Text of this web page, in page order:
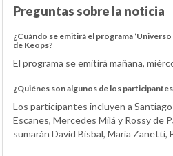
Preguntas sobre la noticia
¿Cuándo se emitirá el programa
de Keops?
El programa se emitirá mañana,
¿Quiénes son algunos de los
Los participantes incluyen a
Escanes, Mercedes Milá y Rossy de
sumarán David Bisbal, María Zanetti,